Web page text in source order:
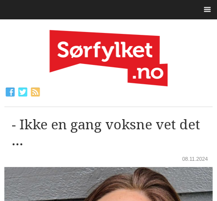
- Ikke en gang voksne vet det
...
08.11.2024